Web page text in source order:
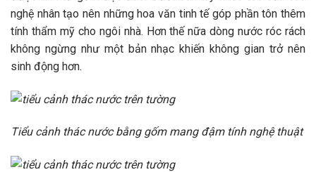
nghệ nhân tạo nên những hoa văn tinh tế góp phần tôn thêm
tính thẩm mỹ cho ngôi nhà. Hơn thế nữa dòng nước róc rách
không ngừng như một bản nhạc khiến không gian trở nên
sinh động hơn.
Tiểu cảnh thác nước bằng gốm mang đậm tính nghệ thuật